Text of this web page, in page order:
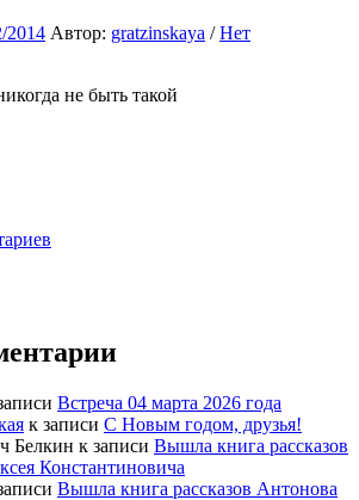
2014 Автор: gratzinskaya /Нет
не быть такой
Встреча 04 марта 2026 года
к записи С Новым годом, друзья!
Белкин к записи Вышла книга рассказов
Константиновича
Вышла книга рассказов Антонова